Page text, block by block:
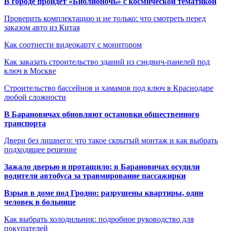
Проверить комплектацию и не только: что смотреть перед
заказом авто из Китая
Как соотнести видеокарту с монитором
Как заказать строительство зданий из сэндвич-панелей под
ключ в Москве
Строительство бассейнов и хамамов под ключ в Краснодаре
любой сложности
В Барановичах обновляют остановки общественного
транспорта
Двери без лишнего: что такое скрытый монтаж и как выбрать
подходящее решение
Зажало дверью и протащило: в Барановичах осудили
водителя автобуса за травмирование пассажирки
Взрыв в доме под Гродно: разрушены квартиры, один
человек в больнице
Как выбрать холодильник: подробное руководство для
покупателей